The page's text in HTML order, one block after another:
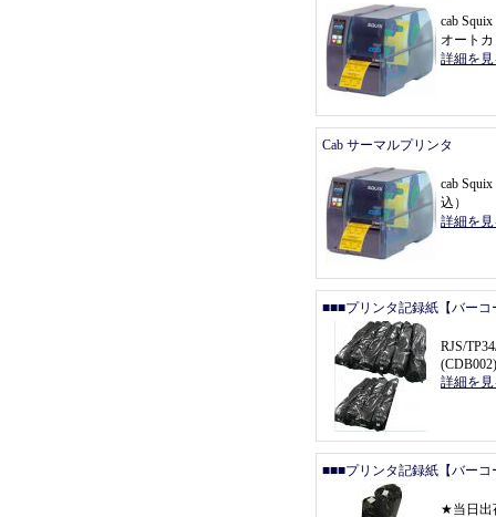
cab
オート
詳細を
Cab サーマルプリンタ
cab
込 ）
詳細を
■■■プリンタ記録紙【バー
RJS/
(CDB002)
詳細を
■■■プリンタ記録紙【バー
★当日